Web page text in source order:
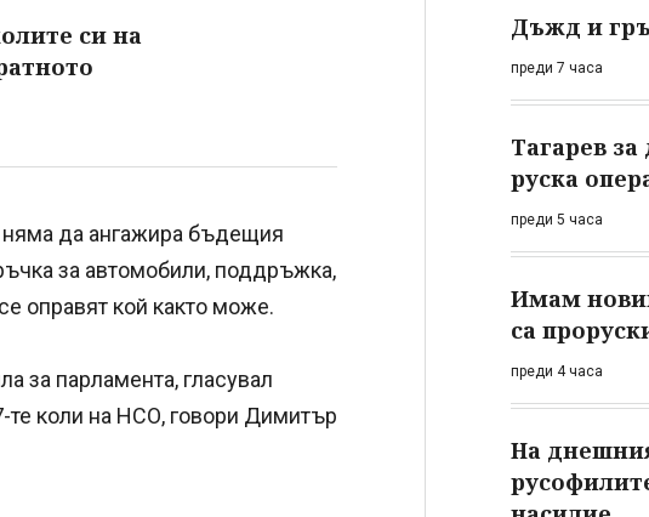
си на
да ангажира бъдещия
за автомобили, поддръжка,
оправят кой както може.
за парламента, гласувал
те коли на НСО, говори Димитър
Дъжд и
преди 7 часа
Тагарев
руска
преди 5 часа
Имам
са
преди 4 часа
На